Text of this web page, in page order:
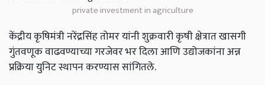
private investment in agriculture
केंद्रीय कृषिमंत्री नरेंद्रसिंह तोमर यांनी शुक्रवारी कृषी क्षेत्रात खासगी
गुंतवणूक वाढवण्याच्या गरजेवर भर दिला आणि उद्योजकांना अन्न
प्रक्रिया युनिट स्थापन करण्यास सांगितले.